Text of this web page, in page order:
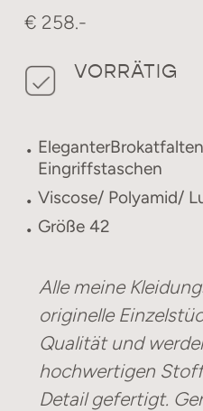
€ 258.-
VORRÄTIG
Eingriffstaschen
Viscose/ Polyamid/
Größe 42
Alle meine
originelle
Qualität und
hochwertigen
Detail gefertigt.